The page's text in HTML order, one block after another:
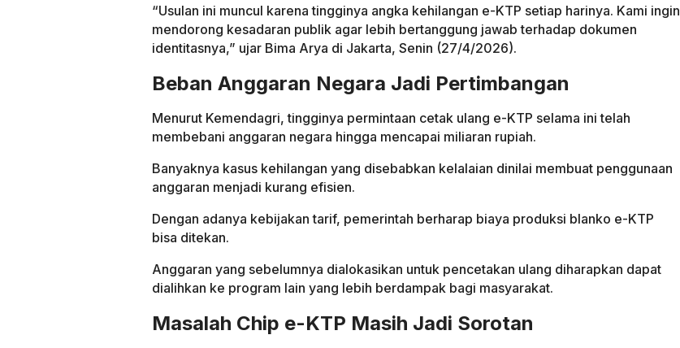
“Usulan ini muncul karena tingginya angka kehilangan e-KTP setiap harinya. Kami ingin
mendorong kesadaran publik agar lebih bertanggung jawab terhadap dokumen
identitasnya,” ujar Bima Arya di Jakarta, Senin (27/4/2026).
Beban Anggaran Negara Jadi Pertimbangan
Menurut Kemendagri, tingginya permintaan cetak ulang e-KTP selama ini telah
membebani anggaran negara hingga mencapai miliaran rupiah.
Banyaknya kasus kehilangan yang disebabkan kelalaian dinilai membuat penggunaan
anggaran menjadi kurang efisien.
Dengan adanya kebijakan tarif, pemerintah berharap biaya produksi blanko e-KTP
bisa ditekan.
Anggaran yang sebelumnya dialokasikan untuk pencetakan ulang diharapkan dapat
dialihkan ke program lain yang lebih berdampak bagi masyarakat.
Masalah Chip e-KTP Masih Jadi Sorotan